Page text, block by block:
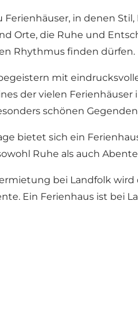
Ferienhäuser, in denen
Orte, die Ruhe und
Rhythmus finden dürfen.
mit
der vielen Ferienhäuser
schönen
bietet sich ein
Ruhe als auch
bei Landfolk
Ein Ferienhaus ist bei